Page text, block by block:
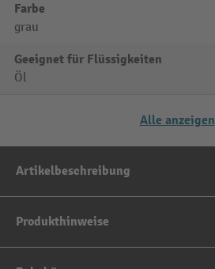
Farbe
grau
Geeignet für Flüssigkeiten
Öl
Alle anzeigen
Artikelbeschreibung
Produkthinweise